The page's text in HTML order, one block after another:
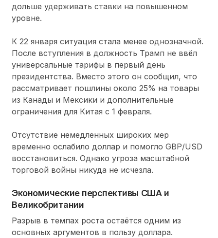
дольше удерживать ставки на повышенном
уровне.
К 22 января ситуация стала менее однозначной.
После вступления в должность Трамп не ввёл
универсальные тарифы в первый день
президентства. Вместо этого он сообщил, что
рассматривает пошлины около 25% на товары
из Канады и Мексики и дополнительные
ограничения для Китая с 1 февраля.
Отсутствие немедленных широких мер
временно ослабило доллар и помогло GBP/USD
восстановиться. Однако угроза масштабной
торговой войны никуда не исчезла.
Экономические перспективы США и
Великобритании
Разрыв в темпах роста остаётся одним из
основных аргументов в пользу доллара.